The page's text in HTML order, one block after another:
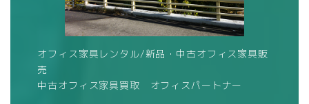
オフィス家具レンタル/新品・中古オフィス家具販
売
中古オフィス家具買取 オフィスパートナー